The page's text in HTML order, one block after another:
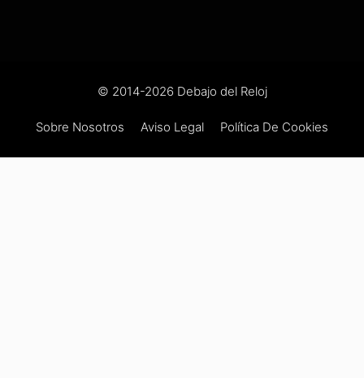
© 2014-2026 Debajo del Reloj
Sobre Nosotros Aviso Legal Política De Cookies